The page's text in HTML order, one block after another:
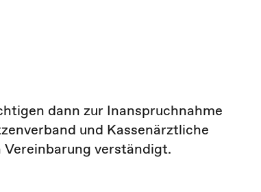
dann zur Inanspruchnahme
und Kassenärztliche
verständigt.